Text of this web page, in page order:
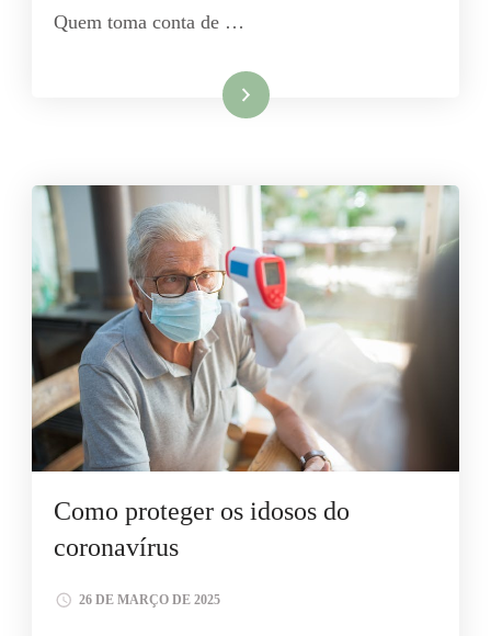
Quem toma conta de …
Leia mais
Como proteger os idosos do
coronavírus
26 DE MARÇO DE 2025